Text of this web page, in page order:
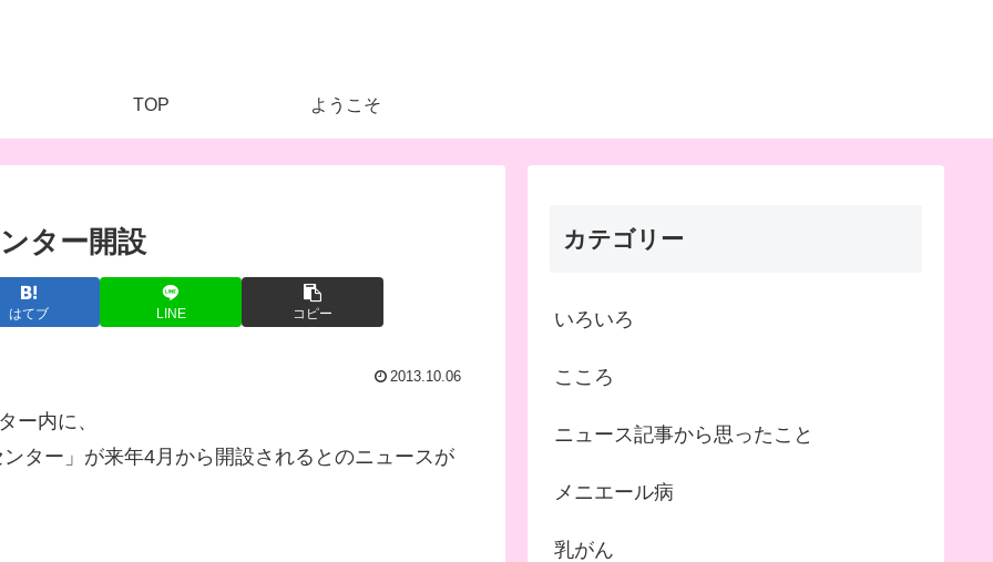
TOP ようこそ
ター開設
はてブ LINE コピー
2013.10.06
ー内に、
ター」が来年4月から開設されるとのニュースが
カテゴリー
いろいろ
こころ
ニュース記事から思ったこと
メニエール病
乳がん